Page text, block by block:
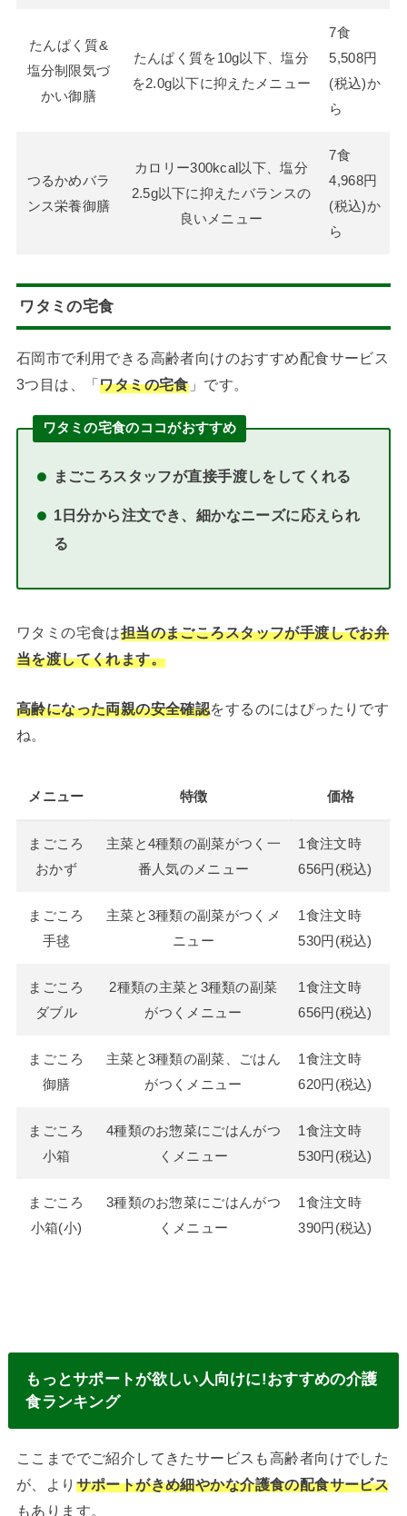
たんぱく質&
塩分制限気づ
かい御膳
たんぱく質を10g以下、塩分
を2.0g以下に抑えたメニュー
7食
5,508円
(税込)か
ら
つるかめバラ
ンス栄養御膳
カロリー300kcal以下、塩分
2.5g以下に抑えたバランスの
良いメニュー
7食
4,968円
(税込)か
ら
ワタミの宅食
石岡市で利用できる高齢者向けのおすすめ配食サービス
3つ目は、「ワタミの宅食」です。
ワタミの宅食のココがおすすめ
まごころスタッフが直接手渡しをしてくれる
1日分から注文でき、細かなニーズに応えられ
る
ワタミの宅食は担当のまごころスタッフが手渡しでお弁
当を渡してくれます。
高齢になった両親の安全確認をするのにはぴったりです
ね。
メニュー 特徴 価格
まごころ
おかず
主菜と4種類の副菜がつく一
番人気のメニュー
1食注文時
656円(税込)
まごころ
手毬
主菜と3種類の副菜がつくメ
ニュー
1食注文時
530円(税込)
まごころ
ダブル
2種類の主菜と3種類の副菜
がつくメニュー
1食注文時
656円(税込)
まごころ
御膳
主菜と3種類の副菜、ごはん
がつくメニュー
1食注文時
620円(税込)
まごころ
小箱
4種類のお惣菜にごはんがつ
くメニュー
1食注文時
530円(税込)
まごころ
小箱(小)
3種類のお惣菜にごはんがつ
くメニュー
1食注文時
390円(税込)
もっとサポートが欲しい人向けに!おすすめの介護
食ランキング
ここまででご紹介してきたサービスも高齢者向けでした
が、より サポートがきめ細やかな介護食の配食サービス
もあります。